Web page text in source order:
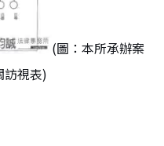
(圖：本所承辦案
訪視表)